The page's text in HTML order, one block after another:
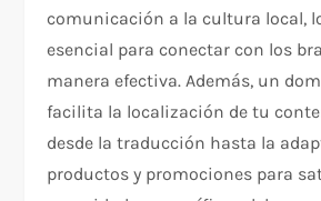
comunicación a la cultura local,
esencial para conectar con los
manera efectiva. Además, un
facilita la localización de tu
desde la traducción hasta la
productos y promociones para